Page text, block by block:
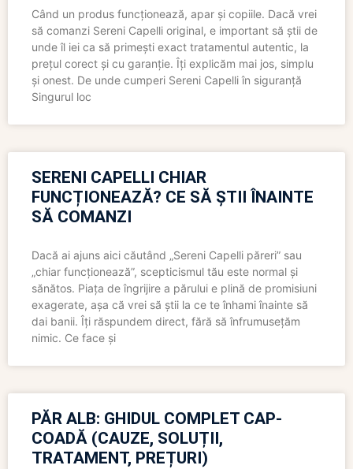
Când un produs funcționează, apar și copiile. Dacă vrei
să comanzi Sereni Capelli original, e important să știi de
unde îl iei ca să primești exact tratamentul autentic, la
prețul corect și cu garanție. Îți explicăm mai jos, simplu
și onest. De unde cumperi Sereni Capelli în siguranță
Singurul loc
SERENI CAPELLI CHIAR
FUNCȚIONEAZĂ? CE SĂ ȘTII ÎNAINTE
SĂ COMANZI
Dacă ai ajuns aici căutând „Sereni Capelli păreri” sau
„chiar funcționează”, scepticismul tău este normal și
sănătos. Piața de îngrijire a părului e plină de promisiuni
exagerate, așa că vrei să știi la ce te înhami înainte să
dai banii. Îți răspundem direct, fără să înfrumusețăm
nimic. Ce face și
PĂR ALB: GHIDUL COMPLET CAP-
COADĂ (CAUZE, SOLUȚII,
TRATAMENT, PREȚURI)